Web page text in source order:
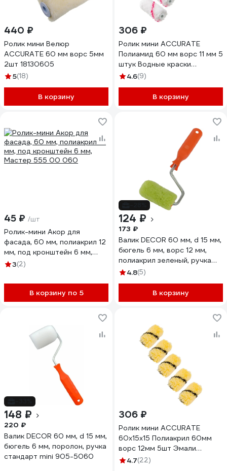
440 ₽
Ролик мини Велюр
ACCURATE 60 мм ворс 5мм
2шт 18130605
5(18)
В корзину
306 ₽
Ролик мини ACCURATE
Полиамид 60 мм ворс 11 мм 5
штук Водные краски
18306019/5
4.6(9)
В корзину
45 ₽ /шт
Ролик-мини Акор для
фасада, 60 мм, полиакрил 12
мм, под кронштейн 6 мм,
Мастер 555 00 060
3(2)
В корзину по 5
124 ₽
173 ₽
Валик DECOR 60 мм, d 15 мм,
бюгель 6 мм, ворс 12 мм,
полиакрил зеленый, ручка
стандарт mini 901-1060
4.8(5)
В корзину
148 ₽
220 ₽
Валик DECOR 60 мм, d 15 мм,
бюгель 6 мм, поролон, ручка
стандарт mini 905-5060
306 ₽
Ролик мини ACCURATE
60х15х15 Полиакрил 60мм
ворс 12мм 5шт Эмали
18310601/5
4.7(22)